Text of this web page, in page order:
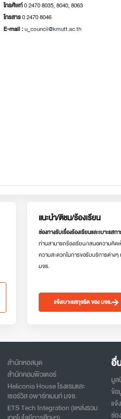
โทรศัพท์0 2470 8035, 8040, 8063
โทรสาร0 2470 8046
E-mail :u_council@kmutt.ac.th
แนะนำ/ติชม/ร้องเรียน
ช่องทางรับเรื่องร้องเรียนและเบาะแสก
ท่านสามารถร้องเรียน/เสนอความคิ
ความสะดวกในการขอรับบริการต่าง
มจธ.
แจ้งเบาะแสทุจริต ของ มจธ.
สำนักหอสมุด
สำนักคอมพิวเตอร์
Heliconia House โรงแรมและ
เซอร์วิส อพาร์ทเมนท์ มจธ.
ETS Tech Integration (แหล่งรวม
อื่
มู
ข้อ
แจ้
ช่อ